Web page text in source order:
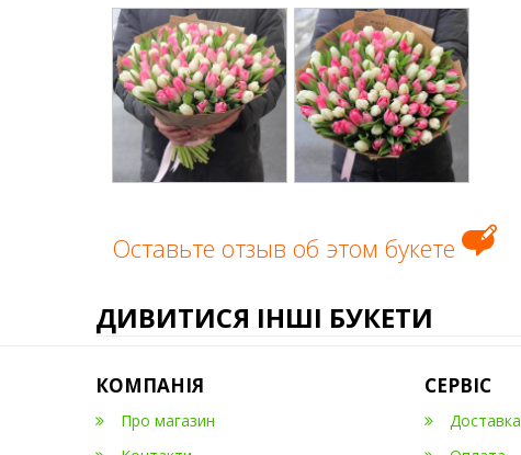
Оставьте отзыв об этом букете
ДИВИТИСЯ ІНШІ БУКЕТИ
КОМПАНІЯ
Про магазин
СЕРВІС
Доставка